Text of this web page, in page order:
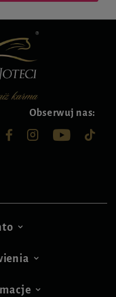
Obserwuj nas: